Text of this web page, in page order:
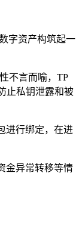
字资产构筑起一
不言而喻，TP
止私钥泄露和被
进行绑定，在进
金异常转移等情